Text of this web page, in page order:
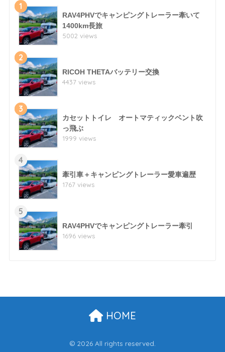
1
RAV4PHVでキャンピングトレーラー牽いて
1400km長旅
5002 views
2
RICOH THETAバッテリー交換
4437 views
3
カセットトイレ オートマティックベント吹
っ飛ぶ
1999 views
4
牽引車＋キャンピングトレーラー愛車遍歴
1767 views
5
RAV4PHVでキャンピングトレーラー牽引
1696 views
HOME
© 2026 All rights reserved.